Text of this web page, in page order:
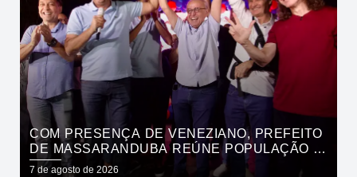
COM PRESENÇA DE VENEZIANO, PREFEITO
DE MASSARANDUBA REÚNE POPULAÇÃO E
ANUNCIA APOIO A CÍCERO LUCENA
7 de agosto de 2026